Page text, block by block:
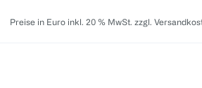
Preise in Euro inkl. 20 % MwSt. zzgl.